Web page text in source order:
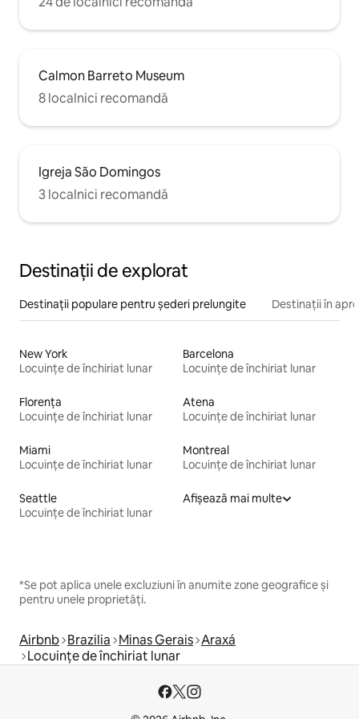
Calmon Barreto Museum
8 localnici recomandă
Igreja São Domingos
3 localnici recomandă
Destinații de explorat
Destinații populare pentru șederi prelungite Destinații în
New York
Locuințe de închiriat lunar
Barcelona
Locuințe de închiriat lunar
Florența
Locuințe de închiriat lunar
Atena
Locuințe de închiriat lunar
Miami
Locuințe de închiriat lunar
Montreal
Locuințe de închiriat lunar
Seattle
Locuințe de închiriat lunar
Afișează mai multe
*Se pot aplica unele excluziuni în anumite zone geografice și
pentru unele proprietăți.
Airbnb Brazilia Minas Gerais Araxá
Locuințe de închiriat lunar